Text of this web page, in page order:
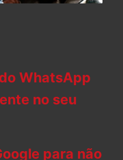
WhatsApp
no seu
para não